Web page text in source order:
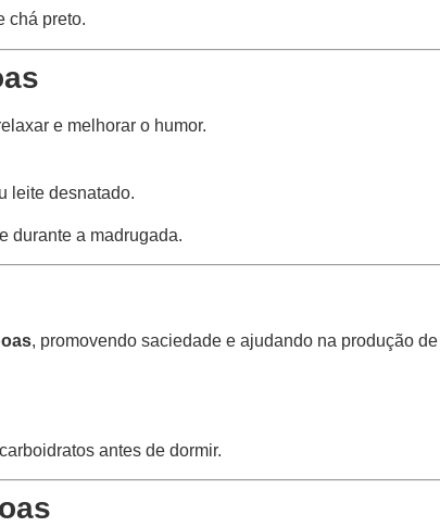
chá preto.
e melhorar o humor.
leite desnatado.
durante a madrugada.
, promovendo saciedade e ajudando na produção
antes de dormir.